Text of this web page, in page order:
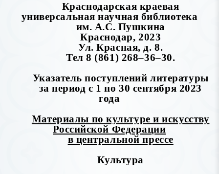
Краснодарская краевая
универсальная научная библиотека
им. А.С. Пушкина
Краснодар, 2023
Ул. Красная, д. 8.
Тел 8 (861) 268–36–30.
Указатель поступлений литературы
за период с 1 по 30 сентября 2023
года
Материалы по культуре и искусству
Российской Федерации
в центральной прессе
Культура